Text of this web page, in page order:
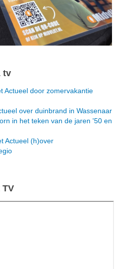
tv
Actueel door zomervakantie
over duinbrand in Wassenaar
in het teken van de jaren '50 en
Actueel (h)over
TV